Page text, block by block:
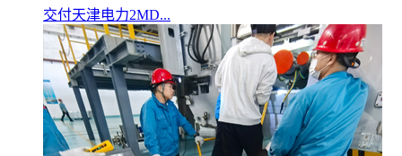
交付天津电力2MD...